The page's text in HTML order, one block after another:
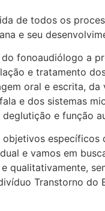
de todos os
e seu
fonoaudiólogo a
e tratamento
oral e escrita, da
e dos sistemas
e função
objetivos específicos
e vamos em
qualitativamente,
Transtorno do